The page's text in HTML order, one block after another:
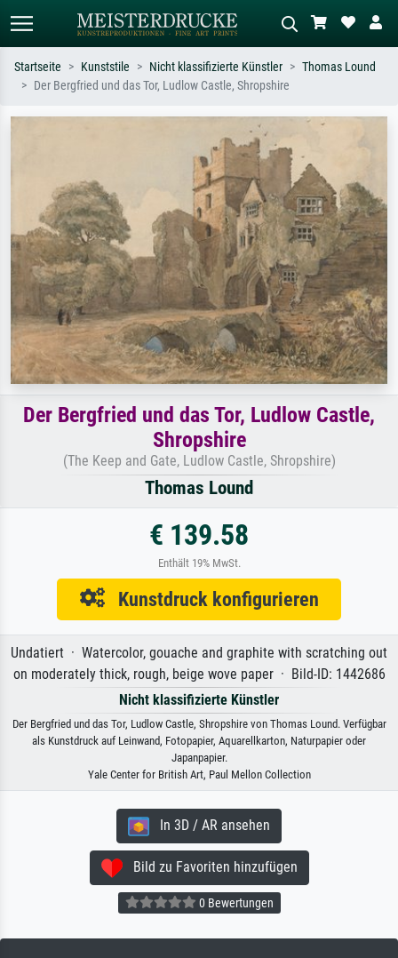
Hokusai, Akt.
Beschreiben Sie die Szene – z.B. Grüne
Wiese, Abstrakt mit viel Rot, Dunkles
Ölgemälde, Stehender Akt neben einem
Baum.
Startseite Kunststile Nicht klassifizierte Künstler
Thomas Lound
Der Bergfried und das Tor, Ludlow Castle, Shropshire
Der Bergfried und das Tor, Ludlow Castle,
Shropshire
(The Keep and Gate, Ludlow Castle, Shropshire)
Thomas Lound
€ 139.58
Enthält 19% MwSt.
Kunstdruck konfigurieren
Undatiert · Watercolor, gouache and graphite with scratching out
on moderately thick, rough, beige wove paper · Bild-ID: 1442686
Nicht klassifizierte Künstler
Der Bergfried und das Tor, Ludlow Castle, Shropshire von Thomas Lound. Verfügbar
als Kunstdruck auf Leinwand, Fotopapier, Aquarellkarton, Naturpapier oder
Japanpapier.
Yale Center for British Art, Paul Mellon Collection
In 3D / AR ansehen
Bild zu Favoriten hinzufügen
0 Bewertungen